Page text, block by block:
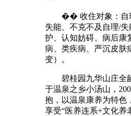
�� 收住对象：自
失能、不克不及自理/
护、认知妨碍、病后康
病、类疾病、严沉皮肤
变）。
碧桂园九华山庄全
于温泉之乡小汤山，
抱，以温泉康养为特色
享受“医养连系+文化养